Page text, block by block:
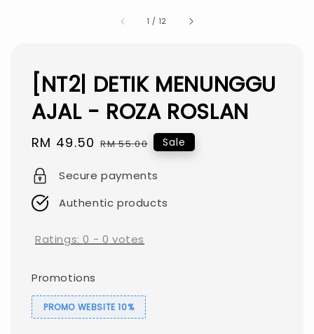
1 / 12
[NT2| DETIK MENUNGGU
AJAL - ROZA ROSLAN
Sale
RM 49.50 Regular
RM 55.00 Sale
Secure payments
Authentic products
Ratings:0 - 0 votes
Promotions
PROMO WEBSITE 10%